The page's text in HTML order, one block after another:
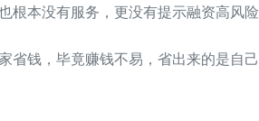
本没有服务，更没有提示融资高风险
钱，毕竟赚钱不易，省出来的是自己